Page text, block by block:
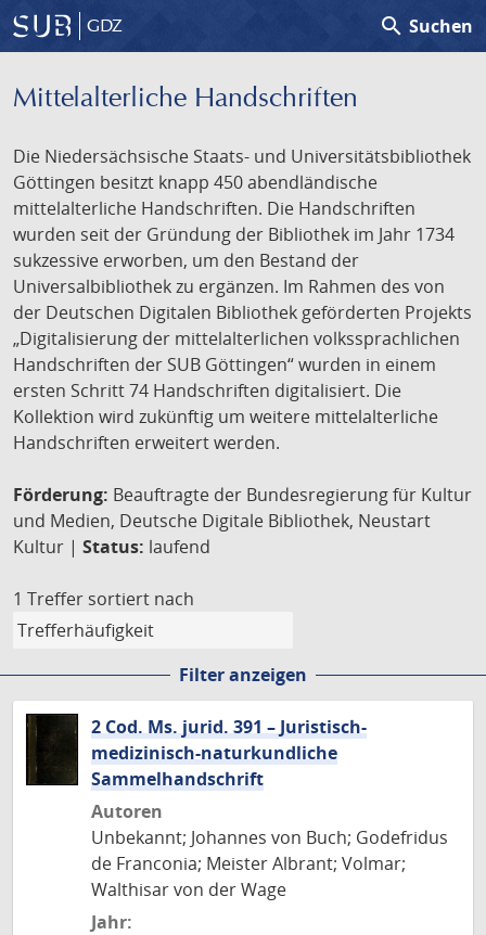
GDZ search Suchen
Mittelalterliche Handschriften
Die Niedersächsische Staats- und Universitätsbibliothek
Göttingen besitzt knapp 450 abendländische
mittelalterliche Handschriften. Die Handschriften
wurden seit der Gründung der Bibliothek im Jahr 1734
sukzessive erworben, um den Bestand der
Universalbibliothek zu ergänzen. Im Rahmen des von
der Deutschen Digitalen Bibliothek geförderten Projekts
„Digitalisierung der mittelalterlichen volkssprachlichen
Handschriften der SUB Göttingen“ wurden in einem
ersten Schritt 74 Handschriften digitalisiert. Die
Kollektion wird zukünftig um weitere mittelalterliche
Handschriften erweitert werden.
Förderung: Beauftragte der Bundesregierung für Kultur
und Medien, Deutsche Digitale Bibliothek, Neustart
Kultur | Status: laufend
1 Treffer sortiert nach
Filter anzeigen
2 Cod. Ms. jurid. 391 – Juristisch-
medizinisch-naturkundliche
Sammelhandschrift
Autoren
Unbekannt; Johannes von Buch; Godefridus
de Franconia; Meister Albrant; Volmar;
Walthisar von der Wage
Jahr: